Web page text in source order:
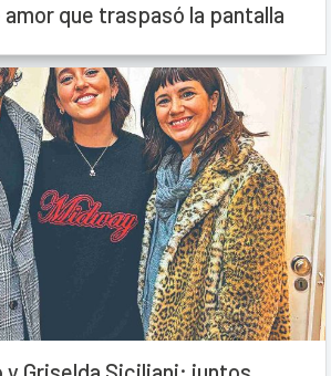
que traspasó la pantalla